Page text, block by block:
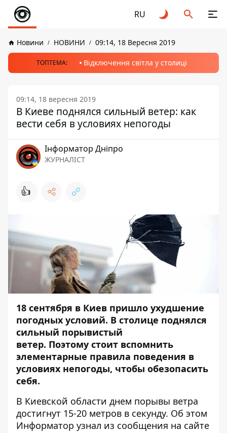
RU
Новини НОВИНИ 09:14, 18 Вересня 2019
ТОПТЕМА: Відключення світла у столиці
09:14, 18 вересня 2019
В Киеве поднялся сильный ветер: как
вести себя в условиях непогоды
Інформатор Дніпро
ЖУРНАЛІСТ
👍
18 сентября в Киев пришло ухудшение
погодных условий. В столице поднялся
сильный порывистый
ветер. Поэтому стоит вспомнить
элементарные правила поведения в
условиях непогоды, чтобы обезопасить
себя.
В Киевской области днем порывы ветра
достигнут 15-20 метров в секунду. Об этом
Информатор узнал из сообщения на сайте